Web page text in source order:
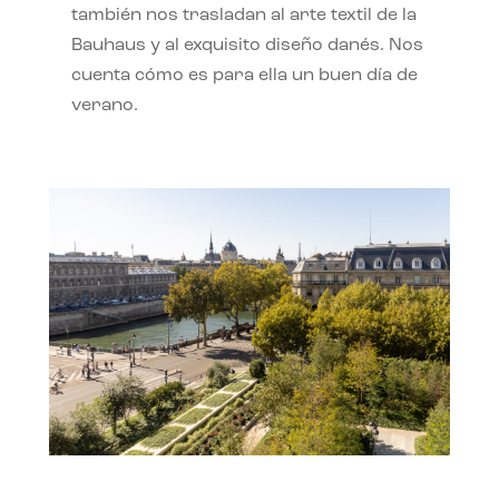
también nos trasladan al arte textil de la
Bauhaus y al exquisito diseño danés. Nos
cuenta cómo es para ella un buen día de
verano.